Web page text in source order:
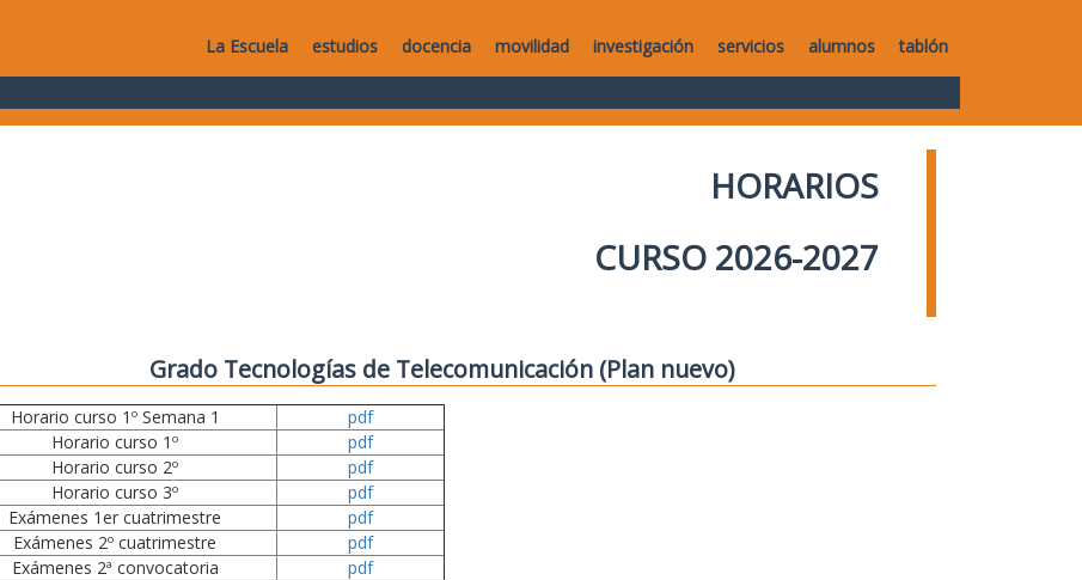
La Escuela estudios docencia movilidad investigación servicios alumnos tablón
HORARIOS
CURSO 2026-2027
Grado Tecnologías de Telecomunicación (Plan nuevo)
Horario curso 1º Semana 1
pdf
Horario curso 1º
pdf
Horario curso 2º
pdf
Horario curso 3º
pdf
Exámenes 1er cuatrimestre
pdf
Exámenes 2º cuatrimestre
pdf
Exámenes 2ª convocatoria
pdf